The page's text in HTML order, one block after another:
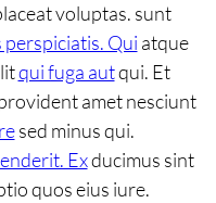
voluptas. sunt
Qui atque
qui fuga autqui. Et
amet nesciunt
sed minus qui.
Exducimus sint
quos eius iure.